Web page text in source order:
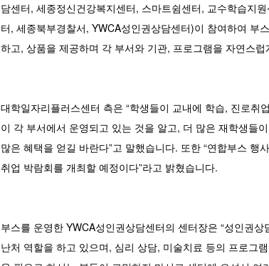
담센터, 세종정신건강복지센터, 스마트쉼센터, 교수학습지
터, 세종북부경찰서, YWCA성인권상담센터)이 참여하여 부
하고, 상품을 제공하며 각 부서와 기관, 프로그램을 자연스
대학일자리플러스센터 측은 “학생들이 교내에 학습, 진로
이 각 부서에서 운영되고 있는 것을 알고, 더 많은 재학생들
많은 혜택을 얻길 바란다”고 말했습니다. 또한 “연합부스
취업 박람회를 개최할 예정이다”라고 밝혔습니다.
부스를 운영한 YWCA성인권상담센터의 센터장은 “성인권
난처 역할을 하고 있으며, 심리 상담, 미술치료 등의 프로그